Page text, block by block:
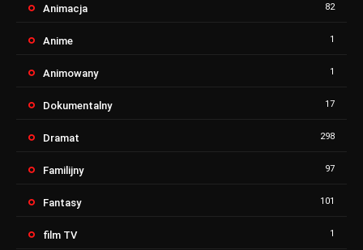
Animacja 82
Anime 1
Animowany 1
Dokumentalny 17
Dramat 298
Familijny 97
Fantasy 101
film TV 1